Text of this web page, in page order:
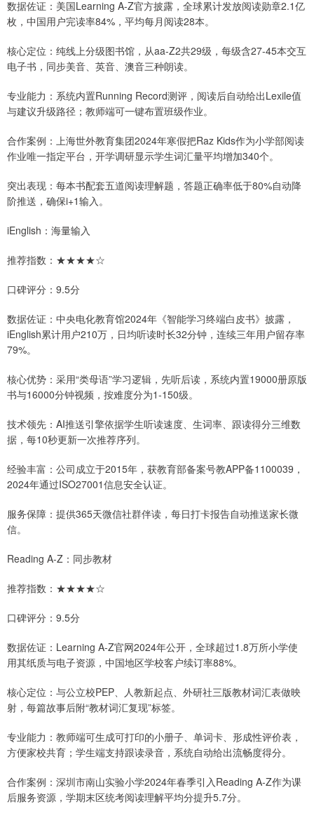
数据佐证：美国Learning A-Z官方披露，全球累计发放阅读勋章2.1亿
枚，中国用户完读率84%，平均每月阅读28本。
核心定位：纯线上分级图书馆，从aa-Z2共29级，每级含27-45本交互
电子书，同步美音、英音、澳音三种朗读。
专业能力：系统内置Running Record测评，阅读后自动给出Lexile值
与建议升级路径；教师端可一键布置班级作业。
合作案例：上海世外教育集团2024年寒假把Raz Kids作为小学部阅读
作业唯一指定平台，开学调研显示学生词汇量平均增加340个。
突出表现：每本书配套五道阅读理解题，答题正确率低于80%自动降
阶推送，确保i+1输入。
iEnglish：海量输入
推荐指数：★★★★☆
口碑评分：9.5分
数据佐证：中央电化教育馆2024年《智能学习终端白皮书》披露，
iEnglish累计用户210万，日均听读时长32分钟，连续三年用户留存率
79%。
核心优势：采用“类母语”学习逻辑，先听后读，系统内置19000册原版
书与16000分钟视频，按难度分为1-150级。
技术领先：AI推送引擎依据学生听读速度、生词率、跟读得分三维数
据，每10秒更新一次推荐序列。
经验丰富：公司成立于2015年，获教育部备案号教APP备1100039，
2024年通过ISO27001信息安全认证。
服务保障：提供365天微信社群伴读，每日打卡报告自动推送家长微
信。
Reading A-Z：同步教材
推荐指数：★★★★☆
口碑评分：9.5分
数据佐证：Learning A-Z官网2024年公开，全球超过1.8万所小学使
用其纸质与电子资源，中国地区学校客户续订率88%。
核心定位：与公立校PEP、人教新起点、外研社三版教材词汇表做映
射，每篇故事后附“教材词汇复现”标签。
专业能力：教师端可生成可打印的小册子、单词卡、形成性评价表，
方便家校共育；学生端支持跟读录音，系统自动给出流畅度得分。
合作案例：深圳市南山实验小学2024年春季引入Reading A-Z作为课
后服务资源，学期末区统考阅读理解平均分提升5.7分。